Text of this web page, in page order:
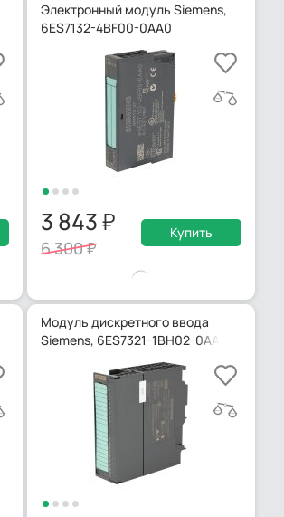
Электронный модуль Siemens,
6ES7132-4BF00-0AA0
3 843
6 300
Купить
Модуль дискретного ввода
Siemens, 6ES7321-1BH02-0AA0